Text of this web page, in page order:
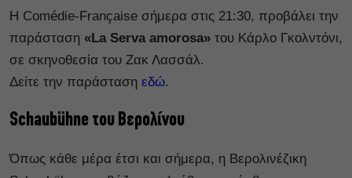
Η Comédie-Française σήμερα στις 21:30, προβάλει την
παράσταση «La Serva amorosa» του Κάρλο Γκολντόνι,
σε σκηνοθεσία του Ζακ Λασσάλ.
Δείτε την παράσταση εδώ.
Schaubühne του Βερολίνου
Όπως κάθε μέρα έτσι και σήμερα, η Βερολινέζικη